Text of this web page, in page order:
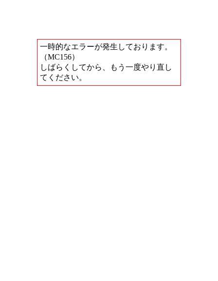
一時的なエラーが発生しております。
（MC156）
しばらくしてから、もう一度やり直し
てください。